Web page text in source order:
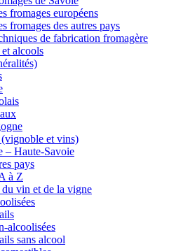
fromages européens
fromages des autres pays
de fabrication fromagère
alcools
et vins)
– Haute-Savoie
pays
à Z
vin et de la vigne
alcoolisées
sans alcool